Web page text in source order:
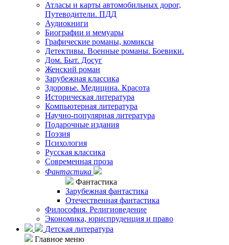
Атласы и карты автомобильных дорог,
Путеводители. ПДД
Аудиокниги
Биографии и мемуары
Графические романы, комиксы
Детективы. Военные романы. Боевики.
Дом. Быт. Досуг
Женский роман
Зарубежная классика
Здоровье. Медицина. Красота
Историческая литература
Компьютерная литература
Научно-популярная литература
Подарочные издания
Поэзия
Психология
Русская классика
Современная проза
Фантастика
Фантастика
Зарубежная фантастика
Отечественная фантастика
Философия. Религиоведение
Экономика, юриспруденция и право
Детская литература
Главное меню